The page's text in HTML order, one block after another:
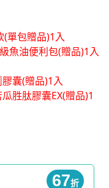
(單包贈品)1入
魚油便利包(贈品)1入
囊(贈品)1入
胜肽膠囊EX(贈品)1
67折